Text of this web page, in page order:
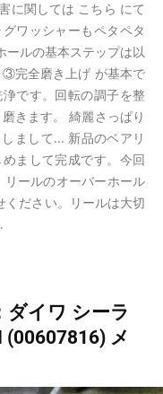
に関しては こちら にて
ワッシャーもペタペタ
ールの基本ステップは以
完全磨き上げ が基本で
です。回転の調子を整
きます。 綺麗さっぱり
まして... 新品のベアリ
まして完成です。今回
ールのオーバーホール
ください。リールは大切
ダイワ シーラ
メ